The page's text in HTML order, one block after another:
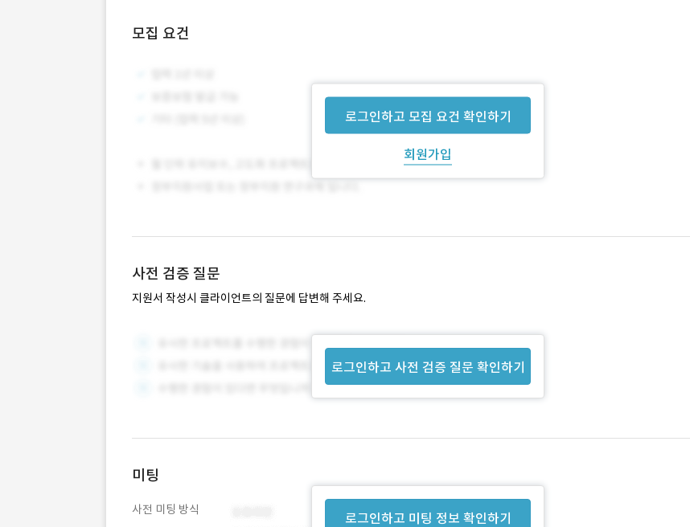
모집 요건
로그인하고 모집 요건 확인하기
회원가입
사전 검증 질문
지원서 작성시 클라이언트의 질문에 답변해 주세요.
로그인하고 사전 검증 질문 확인하기
로그인하고 미팅 정보 확인하기
미팅
사전 미팅 방식